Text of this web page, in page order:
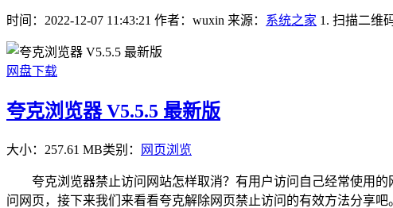
时间：2022-12-07 11:43:21 作者：wuxin 来源： 系统之家 1. 扫描二维
网盘下载
夸克浏览器 V5.5.5 最新版
大小：257.61 MB类别： 网页浏览
夸克浏览器禁止访问网站怎样取消？有用户访问自己经常使用的
问网页，接下来我们来看看夸克解除网页禁止访问的有效方法分享吧